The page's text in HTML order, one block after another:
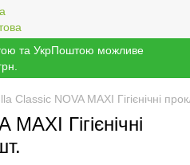
та УкрПоштою можливе
Classic NOVA MAXI Гігієнічні
Гігієнічні